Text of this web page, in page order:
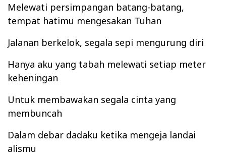
Melewati persimpangan batang-batang,
tempat hatimu mengesakan Tuhan
Jalanan berkelok, segala sepi mengurung diri
Hanya aku yang tabah melewati setiap meter
keheningan
Untuk membawakan segala cinta yang
membuncah
Dalam debar dadaku ketika mengeja landai
alismu